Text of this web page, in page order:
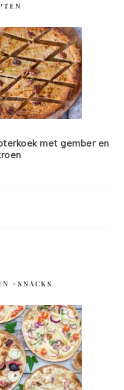
met gember en
#SNACKS